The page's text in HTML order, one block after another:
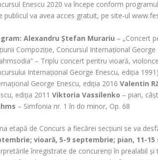
Enescu 2020 va începe conform
publicul va avea acces gratuit, pe site-ul
Alexandru Ștefan Murariu – „Concert
Compoziție, Concursul Internațional
– Triplu concert pentru vioară,
Internațional George Enescu, ediția
George Enescu, ediția 2016Valentin
ediția 2011Viktoria Vassilenko – pian,
– Simfonia nr. 1 în do minor, Op. 68
etapă de Concurs a fiecărei secțiuni se va
vioară, 5-9 septembrie; pian, 11-
înregistrate de concurenți în prealabil